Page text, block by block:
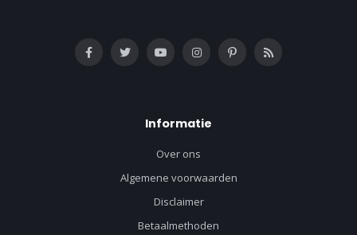
Informatie
Over ons
Algemene voorwaarden
Disclaimer
Betaalmethoden